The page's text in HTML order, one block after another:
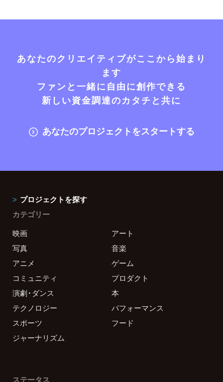
あなたのクリエイティブがここから始まり
ます
ファンと一緒に自由に創作できる
新しい資金調達のカタチと共に
あなたのプロジェクトをスタートする
プロジェクトを探す
カテゴリー
映画
アート
写真
音楽
アニメ
ゲーム
コミュニティ
プロダクト
演劇・ダンス
本
テクノロジー
パフォーマンス
スポーツ
フード
ジャーナリズム
ステータス